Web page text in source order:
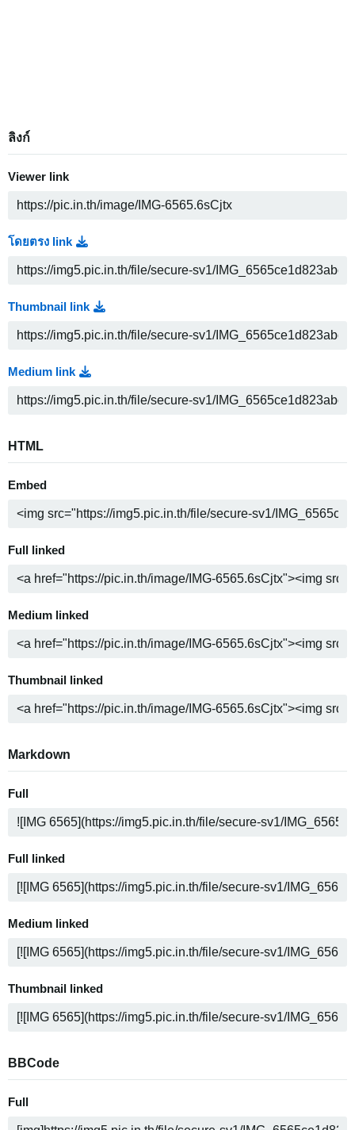
ลิงก์
Viewer link
โดยตรง link
Thumbnail link
Medium link
HTML
Embed
Full linked
Medium linked
Thumbnail linked
Markdown
Full
Full linked
Medium linked
Thumbnail linked
BBCode
Full